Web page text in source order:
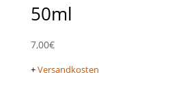
50ml
7,00€
+Versandkosten